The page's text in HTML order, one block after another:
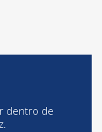
dentro de